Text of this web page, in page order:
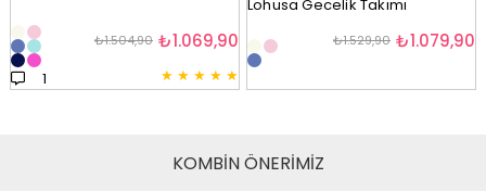
★ ★ ★ ★ ★
1
₺1.069,90
₺1.504,90
Lohusa Gecelik Takımı
₺1.079,90
₺1.529,90
KOMBİN ÖNERİMİZ